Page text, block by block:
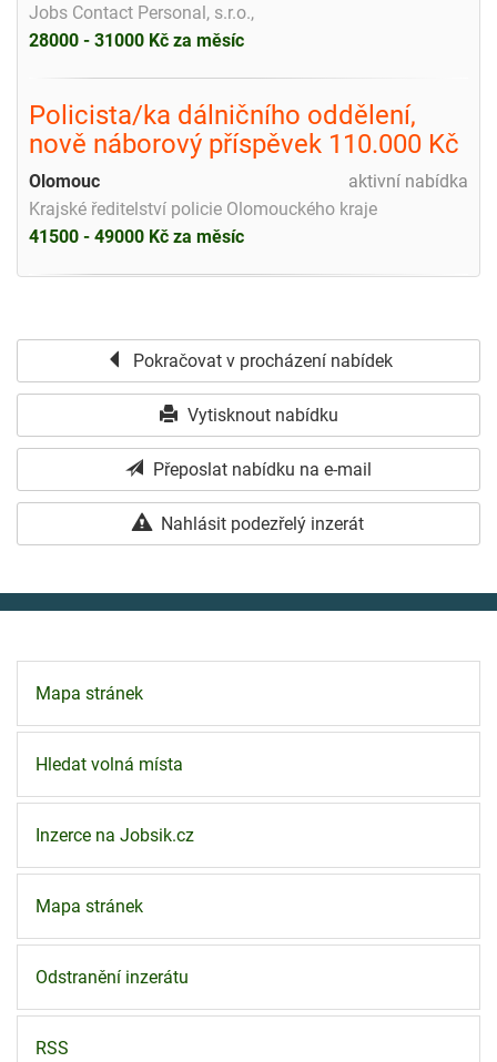
Jobs Contact Personal, s.r.o.,
28000 - 31000 Kč za měsíc
Policista/ka dálničního oddělení,
nově náborový příspěvek 110.000 Kč
aktivní nabídka
Olomouc
Krajské ředitelství policie Olomouckého kraje
41500 - 49000 Kč za měsíc
Pokračovat v procházení nabídek
Vytisknout nabídku
Přeposlat nabídku na e-mail
Nahlásit podezřelý inzerát
Mapa stránek
Hledat volná místa
Inzerce na Jobsik.cz
Mapa stránek
Odstranění inzerátu
RSS